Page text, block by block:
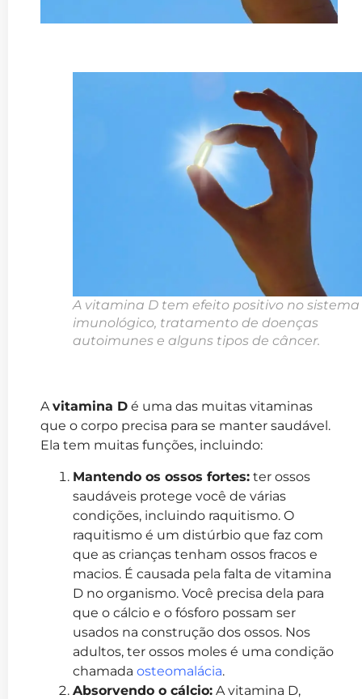
A vitamina D tem efeito positivo no sistema
imunológico, tratamento de doenças
autoimunes e alguns tipos de câncer.
Avitamina D é uma das muitas vitaminas
que o corpo precisa para se manter saudável.
Ela tem muitas funções, incluindo:
Mantendo os ossos fortes: ter ossos
saudáveis protege você de várias
condições, incluindo raquitismo. O
raquitismo é um distúrbio que faz com
que as crianças tenham ossos fracos e
macios. É causada pela falta de vitamina
D no organismo. Você precisa dela para
que o cálcio e o fósforo possam ser
usados na construção dos ossos. Nos
adultos, ter ossos moles é uma condição
chamada osteomalácia.
Absorvendo o cálcio: A vitamina D,